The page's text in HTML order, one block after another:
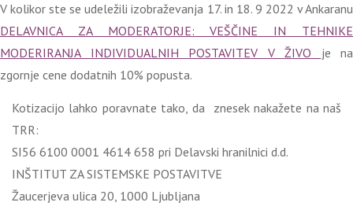
V kolikor ste se udeležili izobraževanja 17. in 18. 9 2022 v Ankaranu
DELAVNICAZA MODERATORJE: VEŠČINE IN TEHNIKE
MODERIRANJA INDIVIDUALNIH POSTAVITEV V ŽIVO je na
zgornje cene dodatnih 10% popusta.
Kotizacijo lahko poravnate tako, da znesek nakažete na naš
TRR:
SI56 6100 0001 4614 658 pri Delavski hranilnici d.d.
INŠTITUT ZA SISTEMSKE POSTAVITVE
Žaucerjeva ulica 20, 1000 Ljubljana